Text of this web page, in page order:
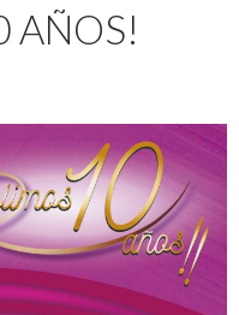
AÑOS!